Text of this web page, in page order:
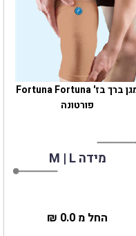
מגן ברך בז' Fortuna Fortuna
פורטונה
מידה M | L
החל מ 0.0 ₪